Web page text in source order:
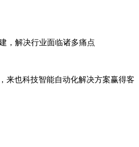
，解决行业面临诸多痛点
来也科技智能自动化解决方案赢得客